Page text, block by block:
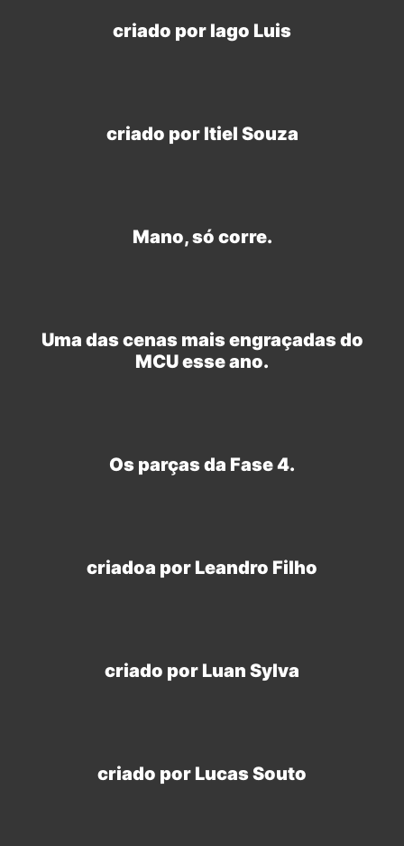
criado por Iago Luis
criado por Itiel Souza
Mano, só corre.
Uma das cenas mais engraçadas do
MCU esse ano.
Os parças da Fase 4.
criadoa por Leandro Filho
criado por Luan Sylva
criado por Lucas Souto